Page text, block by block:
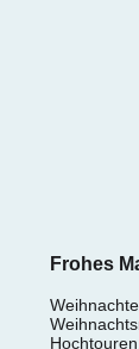
Frohes
Hochtouren.